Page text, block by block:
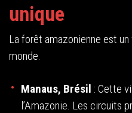
unique
La forêt amazonienne est
monde.
Manaus, Brésil : Cette
l’Amazonie. Les circuits